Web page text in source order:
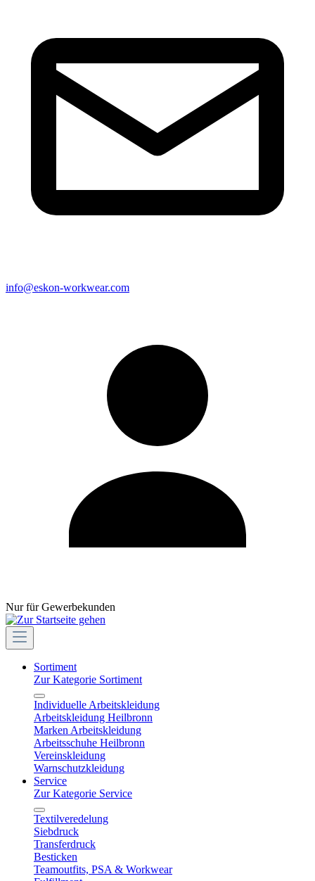
info@eskon-workwear.com
Nur für Gewerbekunden
Sortiment
Zur Kategorie Sortiment
Individuelle Arbeitskleidung
Arbeitskleidung Heilbronn
Marken Arbeitskleidung
Arbeitsschuhe Heilbronn
Vereinskleidung
Warnschutzkleidung
Service
Zur Kategorie Service
Textilveredelung
Siebdruck
Transferdruck
Besticken
Teamoutfits, PSA & Workwear